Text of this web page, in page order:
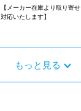
【メーカー在庫より取り寄せ
対応いたします】
もっと見る